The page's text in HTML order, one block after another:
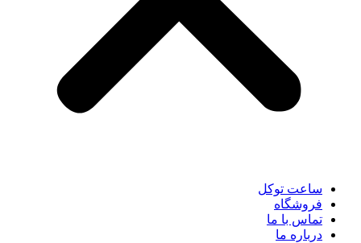
ساعت توکل
فروشگاه
تماس با ما
درباره ما